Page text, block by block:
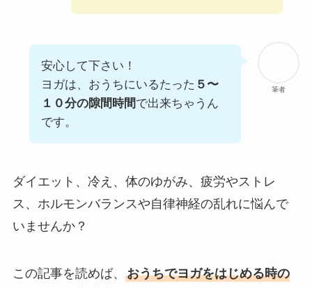
筆者
安心して下さい！
ヨガは、おうちにいるたった ５〜
１０分の隙間時間で出来ちゃうん
です。
ダイエット、冷え、体のゆがみ、疲労やストレ
ス、ホルモンバランスや自律神経の乱れに悩んで
いませんか？
この記事を読めば、 おうちでヨガをはじめる時の